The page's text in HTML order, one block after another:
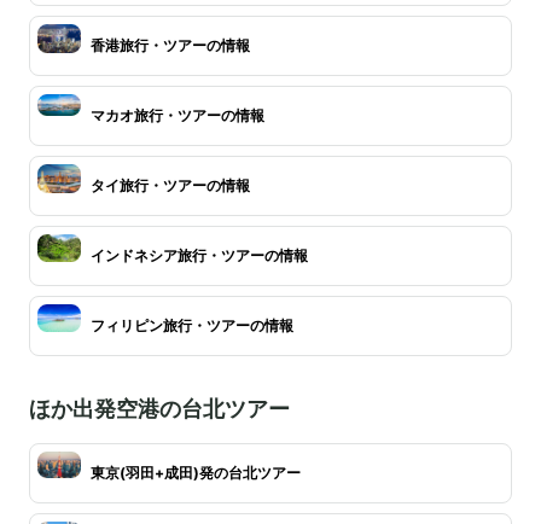
香港旅行・ツアーの情報
マカオ旅行・ツアーの情報
タイ旅行・ツアーの情報
インドネシア旅行・ツアーの情報
フィリピン旅行・ツアーの情報
ほか出発空港の台北ツアー
東京(羽田+成田)発の台北ツアー